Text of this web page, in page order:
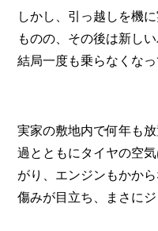
しかし、引っ越しを機
ものの、その後は新し
結局一度も乗らなくな
実家の敷地内で何年も
過とともにタイヤの空
がり、エンジンもかか
傷みが目立ち、まさに